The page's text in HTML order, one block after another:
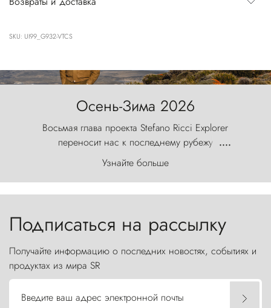
SKU: UI99_G932-VTCS
Осень-Зима 2026
Восьмая глава проекта Stefano Ricci Explorer
переносит нас к последнему рубежу
первозданного мира, где ветер с
первобытной яростью ваяет ландшафт, а пики
Торрес-дель-Пайне, словно каменные стражи,
....
Узнайте больше
Подписаться на рассылку
Получайте информацию о последних новостях, событиях и
продуктах из мира SR
Введите ваш адрес электронной почты